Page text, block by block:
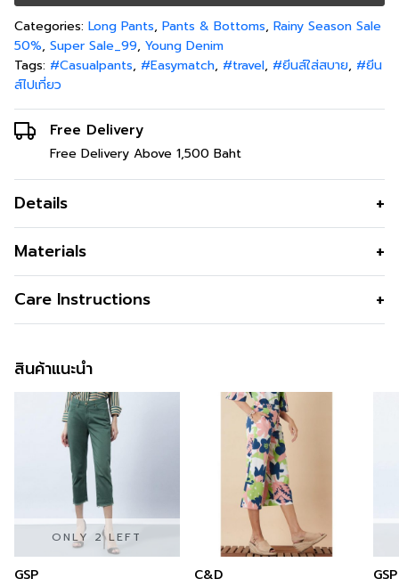
Categories: Long Pants, Pants & Bottoms, Rainy Season Sale
50%, Super Sale_99, Young Denim
Tags: #Casualpants, #Easymatch, #travel, #ยีนส์ใส่สบาย, #ยีน
ส์ไปเที่ยว
Free Delivery
Free Delivery Above 1,500 Baht
Details
สูงเก็บหน้าท้อง พลางหุ่น เนื้อผ้ายืดหยุ่นสูง นุ่ม ใส่สบาย ใส่
GSP
Materials
เนื้อผ้า
คุณสมบัติผ้า
หนา นุ่ม ยืดหยุ่น ทนทาน
ซิป
กระเป๋าล้วงด้านหน้า - กระเป๋าแปะด้าน
ดีไซน์ตกแต่ง
กระดุมโลโก้ GSP สีรมควัน
ความโปร่งใส
ความยืดหยุ่น
Care Instructions
การฟอกสี
Iron 120 องศา C
การซักแห้ง
Do not Tumble dry
สินค้าแนะนำ
ONLY 2 LEFT
GSP C&D GSP